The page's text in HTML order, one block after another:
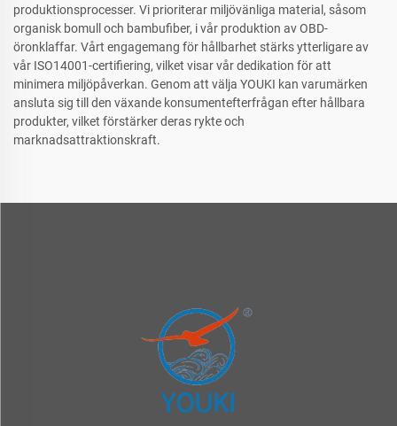
produktionsprocesser. Vi prioriterar miljövänliga material, såsom
organisk bomull och bambufiber, i vår produktion av OBD-
öronklaffar. Vårt engagemang för hållbarhet stärks ytterligare av
vår ISO14001-certifiering, vilket visar vår dedikation för att
minimera miljöpåverkan. Genom att välja YOUKI kan varumärken
ansluta sig till den växande konsumentefterfrågan efter hållbara
produkter, vilket förstärker deras rykte och
marknadsattraktionskraft.